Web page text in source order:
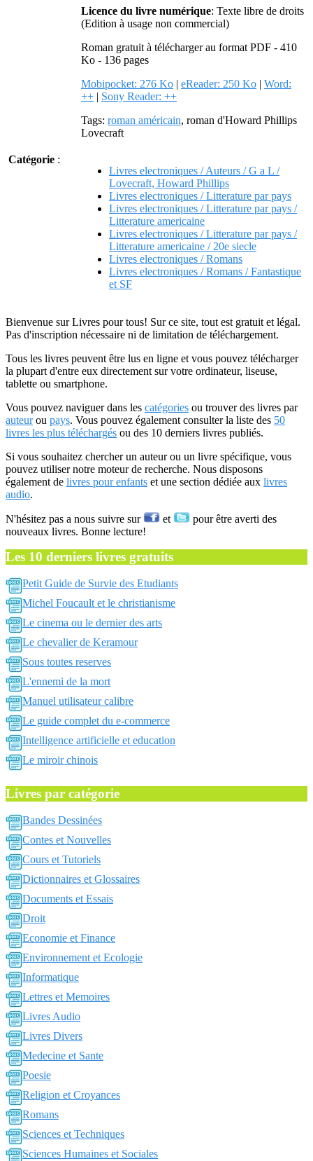
Licence du livre numérique: Texte libre de droits
(Edition à usage non commercial)
Roman gratuit à télécharger au format PDF - 410
Ko - 136 pages
Mobipocket: 276 Ko | eReader: 250 Ko | Word:
++ | Sony Reader: ++
Tags: roman américain, roman d'Howard Phillips
Lovecraft
Catégorie :
Livres electroniques / Auteurs / G a L /
Lovecraft, Howard Phillips
Livres electroniques / Litterature par pays
Livres electroniques / Litterature par pays /
Litterature americaine
Livres electroniques / Litterature par pays /
Litterature americaine / 20e siecle
Livres electroniques / Romans
Livres electroniques / Romans / Fantastique
et SF
Bienvenue sur Livres pour tous! Sur ce site, tout est gratuit et légal.
Pas d'inscription nécessaire ni de limitation de téléchargement.
Tous les livres peuvent être lus en ligne et vous pouvez télécharger
la plupart d'entre eux directement sur votre ordinateur, liseuse,
tablette ou smartphone.
Vous pouvez naviguer dans les catégories ou trouver des livres par
auteurou pays. Vous pouvez également consulter la liste des 50
livres les plus téléchargés ou des 10 derniers livres publiés.
Si vous souhaitez chercher un auteur ou un livre spécifique, vous
pouvez utiliser notre moteur de recherche. Nous disposons
également de livres pour enfants et une section dédiée aux livres
audio.
N'hésitez pas a nous suivre sur et
pour être averti des
nouveaux livres. Bonne lecture!
Les 10 derniers livres gratuits
Petit Guide de Survie des Etudiants
Michel Foucault et le christianisme
Le cinema ou le dernier des arts
Le chevalier de Keramour
Sous toutes reserves
L'ennemi de la mort
Manuel utilisateur calibre
Le guide complet du e-commerce
Intelligence artificielle et education
Le miroir chinois
Livres par catégorie
Bandes Dessinées
Contes et Nouvelles
Cours et Tutoriels
Dictionnaires et Glossaires
Documents et Essais
Droit
Economie et Finance
Environnement et Ecologie
Informatique
Lettres et Memoires
Livres Audio
Livres Divers
Medecine et Sante
Poesie
Religion et Croyances
Romans
Sciences et Techniques
Sciences Humaines et Sociales